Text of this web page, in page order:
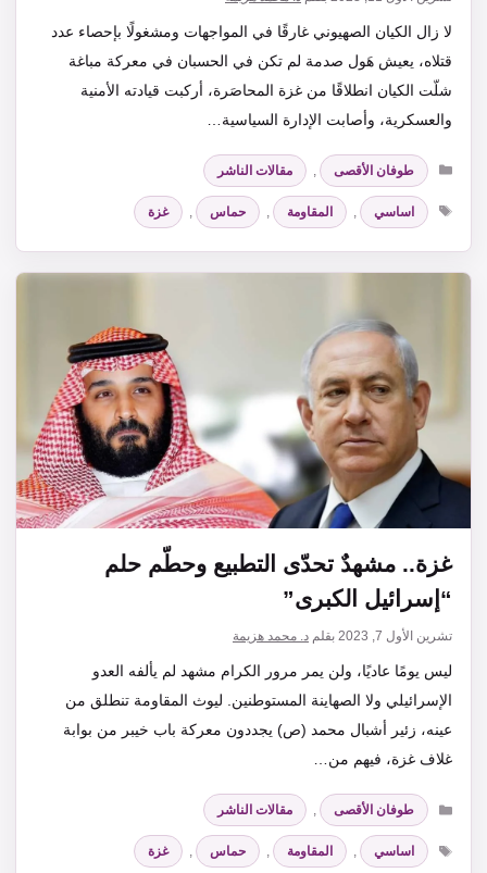
لا زال الكيان الصهيوني غارقًا في المواجهات ومشغولًا بإحصاء عدد
قتلاه، يعيش هَول صدمة لم تكن في الحسبان في معركة مباغة
شلّت الكيان انطلاقًا من غزة المحاصَرة، أركبت قيادته الأمنية
والعسكرية، وأصابت الإدارة السياسية…
التصنيفات
طوفان الأقصى ,
مقالات الناشر
الوسوم
اساسي , المقاومة , حماس , غزة
غزة.. مشهدٌ تحدّى التطبيع وحطّم حلم
“إسرائيل الكبرى”
تشرين الأول 7, 2023 بقلم د. محمد هزيمة
ليس يومًا عاديًا، ولن يمر مرور الكرام مشهد لم يألفه العدو
الإسرائيلي ولا الصهاينة المستوطنين. ليوث المقاومة تنطلق من
عينه، زئير أشبال محمد (ص) يجددون معركة باب خيبر من بوابة
غلاف غزة، فيهم من…
التصنيفات
طوفان الأقصى ,
مقالات الناشر
الوسوم
اساسي , المقاومة , حماس , غزة